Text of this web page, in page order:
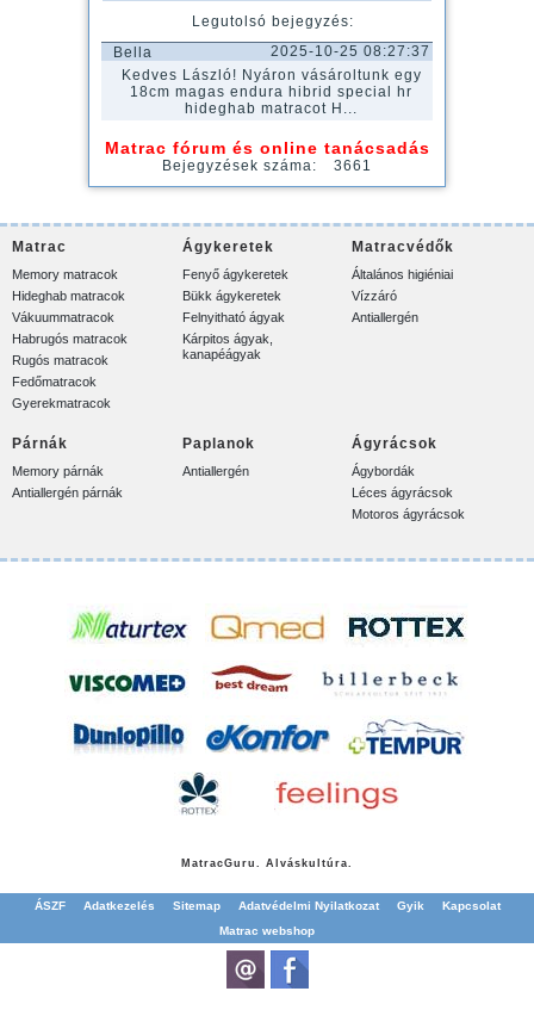
Legutolsó bejegyzés:
Bella
2025-10-25 08:27:37
Kedves László! Nyáron vásároltunk egy
18cm magas endura hibrid special hr
hideghab matracot H...
Matrac fórum és online tanácsadás
Bejegyzések száma: 3661
Matrac
Memory matracok
Hideghab matracok
Vákuummatracok
Habrugós matracok
Rugós matracok
Fedőmatracok
Gyerekmatracok
Ágykeretek
Fenyő ágykeretek
Bükk ágykeretek
Felnyitható ágyak
Kárpitos ágyak,
kanapéágyak
Matracvédők
Általános higiéniai
Vízzáró
Antiallergén
Párnák
Memory párnák
Antiallergén párnák
Paplanok
Antiallergén
Ágyrácsok
Ágybordák
Léces ágyrácsok
Motoros ágyrácsok
MatracGuru. Alváskultúra.
ÁSZF Adatkezelés Sitemap Adatvédelmi Nyilatkozat Gyik
Kapcsolat
Matrac webshop